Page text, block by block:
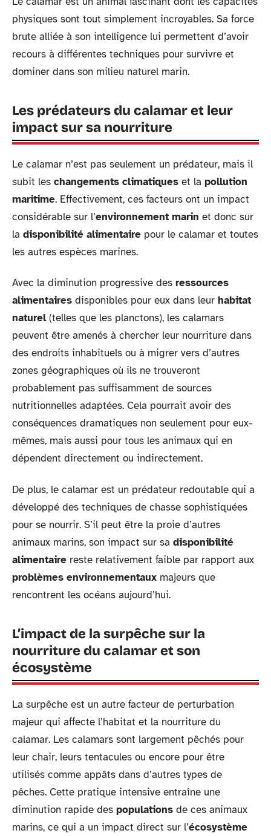
physiques sont tout simplement incroyables. Sa force
brute alliée à son intelligence lui permettent d’avoir
recours à différentes techniques pour survivre et
dominer dans son milieu naturel marin.
Les prédateurs du calamar et leur
impact sur sa nourriture
Le calamar n’est pas seulement un prédateur, mais il
subit les changements climatiques et la pollution
maritime. Effectivement, ces facteurs ont un impact
considérable sur l’environnement marin et donc sur
la disponibilité alimentaire pour le calamar et toutes
les autres espèces marines.
Avec la diminution progressive des ressources
alimentaires disponibles pour eux dans leur habitat
naturel(telles que les planctons), les calamars
peuvent être amenés à chercher leur nourriture dans
des endroits inhabituels ou à migrer vers d’autres
zones géographiques où ils ne trouveront
probablement pas suffisamment de sources
nutritionnelles adaptées. Cela pourrait avoir des
conséquences dramatiques non seulement pour eux-
mêmes, mais aussi pour tous les animaux qui en
dépendent directement ou indirectement.
De plus, le calamar est un prédateur redoutable qui a
développé des techniques de chasse sophistiquées
pour se nourrir. S’il peut être la proie d’autres
animaux marins, son impact sur sa disponibilité
alimentaire reste relativement faible par rapport aux
problèmes environnementaux majeurs que
rencontrent les océans aujourd’hui.
L’impact de la surpêche sur la
nourriture du calamar et son
écosystème
La surpêche est un autre facteur de perturbation
majeur qui affecte l’habitat et la nourriture du
calamar. Les calamars sont largement pêchés pour
leur chair, leurs tentacules ou encore pour être
utilisés comme appâts dans d’autres types de
pêches. Cette pratique intensive entraîne une
diminution rapide des populations de ces animaux
marins, ce qui a un impact direct sur l’écosystème